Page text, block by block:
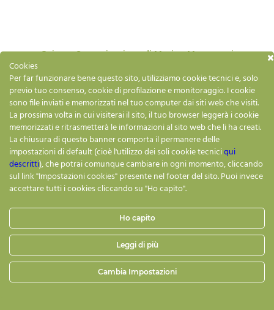
Gaiares Comunicazione di Marina Meneguzzi
P.iva: 04318540285 – C.F.: MNGMRN64B64G224F
email:info@gaiares.it–marina.meneguzzi@pcert.it
Privacy Policy
Cookies policy
Impostazioni Cookies
Cookies
Per far funzionare bene questo sito, utilizziamo cookie tecnici e, solo
previo tuo consenso, cookie di profilazione e monitoraggio. I cookie
sono file inviati e memorizzati nel tuo computer dai siti web che visiti.
La prossima volta in cui visiterai il sito, il tuo browser leggerà i cookie
memorizzati e ritrasmetterà le informazioni al sito web che li ha creati.
La chiusura di questo banner comporta il permanere delle
impostazioni di default (cioè l'utilizzo dei soli cookie tecniciqui
descritti), che potrai comunque cambiare in ogni momento, cliccando
sul link "Impostazioni cookies" presente nel footer del sito. Puoi invece
accettare tutti i cookies cliccando su "Ho capito".
Ho capito
Leggi di più
Cambia Impostazioni